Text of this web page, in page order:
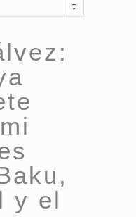
y el